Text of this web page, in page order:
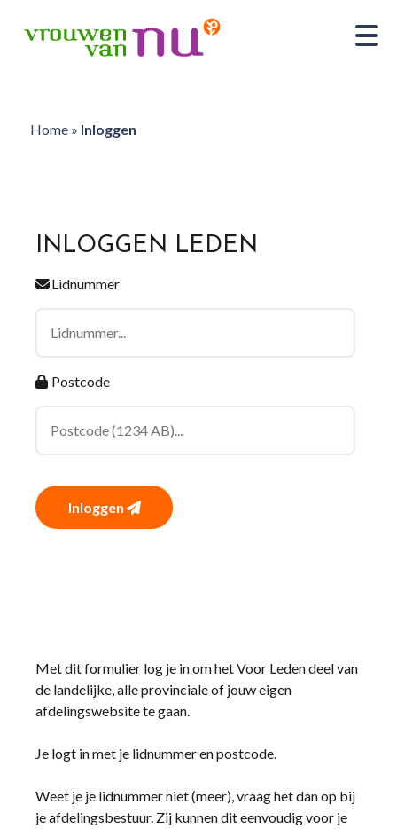
Home» Inloggen
INLOGGEN LEDEN
Lidnummer
Postcode
Inloggen
Met dit formulier log je in om het Voor Leden deel van
de landelijke, alle provinciale of jouw eigen
afdelingswebsite te gaan.
Je logt in met je lidnummer en postcode.
Weet je je lidnummer niet (meer), vraag het dan op bij
je afdelingsbestuur. Zij kunnen dit eenvoudig voor je